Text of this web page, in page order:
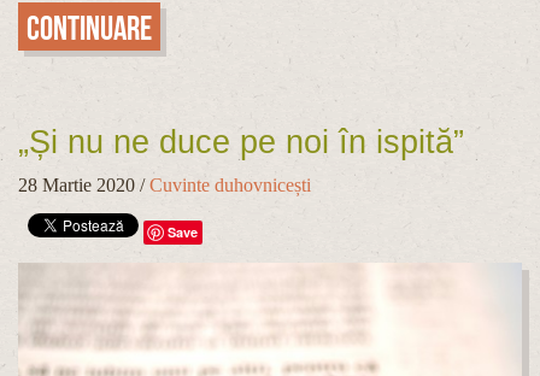
Continuare
„Și nu ne duce pe noi în ispită”
28 Martie 2020 /Cuvinte duhovnicești
Save